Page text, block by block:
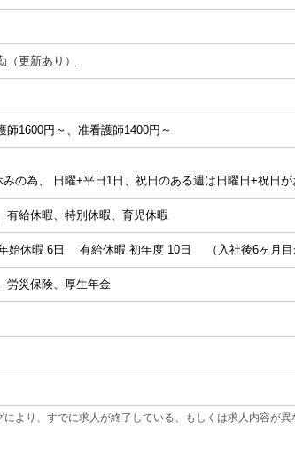
（更新あり）
師1600円～、准看護師1400円～
の為、 日曜+平日1日、祝日のある週は日曜日+祝日が
有給休暇、特別休暇、育児休暇
始休暇 6日 有給休暇 初年度 10日 （入社後6ヶ月目
労災保険、厚生年金
より、すでに求人が終了している、もしくは求人内容が